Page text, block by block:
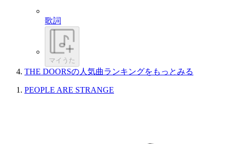
歌詞
マイうた
THE DOORSの人気曲ランキングをもっとみる
PEOPLE ARE STRANGE